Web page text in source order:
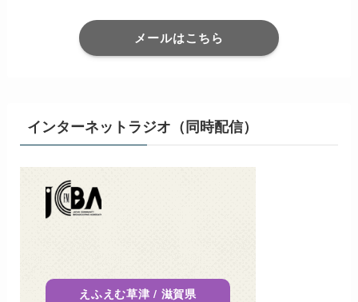
メールはこちら
インターネットラジオ（同時配信）